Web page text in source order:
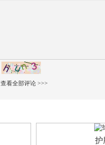
查看全部评论 >>>
护